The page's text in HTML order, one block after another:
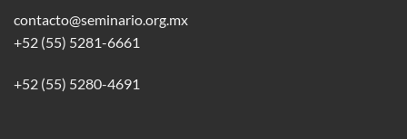
contacto@seminario.org.mx
+52 (55) 5281-6661
+52 (55) 5280-4691